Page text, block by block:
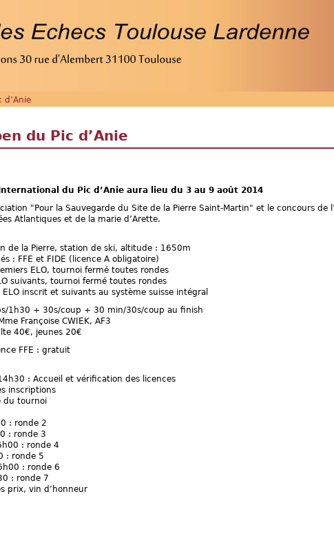
d’Anie
du Pic d’Anie
du Pic d’Anie aura lieu du 3 au 9 août 2014
"Pour la Sauvegarde du Site de la Pierre Saint-Martin" et le concours de
Atlantiques et de la marie d’Arette.
de la Pierre, station de ski, altitude : 1650m
: FFE et FIDE (licence A obligatoire)
ELO, tournoi fermé toutes rondes
suivants, tournoi fermé toutes rondes
inscrit et suivants au système suisse intégral
1h30 + 30s/coup + 30 min/30s/coup au finish
Françoise CWIEK, AF3
40€, jeunes 20€
FFE : gratuit
: Accueil et vérification des licences
inscriptions
du tournoi
: ronde 2
: ronde 3
: ronde 4
: ronde 5
: ronde 6
: ronde 7
prix, vin d’honneur